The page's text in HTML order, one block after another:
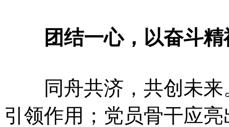
团结一心，以奋斗精
同舟共济，共创未来
引领作用；党员骨干应